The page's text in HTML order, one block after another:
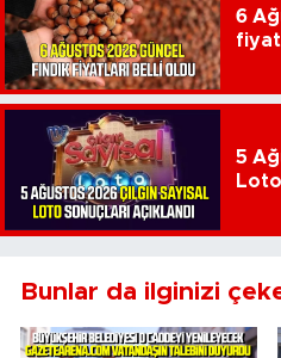
6
5
Bunlar da ilginizi